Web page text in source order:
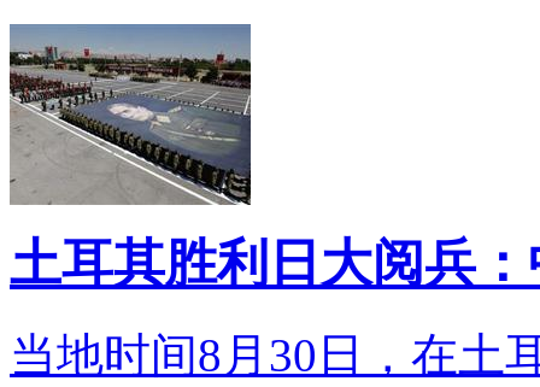
土耳其胜利日大阅兵
当地时间8月30日，在土